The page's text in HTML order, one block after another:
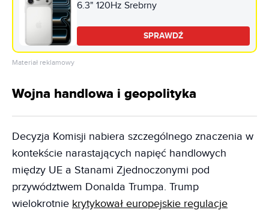
6.3" 120Hz Srebrny
SPRAWDŹ
Materiał reklamowy
Wojna handlowa i geopolityka
Decyzja Komisji nabiera szczególnego znaczenia w
kontekście narastających napięć handlowych
między UE a Stanami Zjednoczonymi pod
przywództwem Donalda Trumpa. Trump
wielokrotnie krytykował europejskie regulacje